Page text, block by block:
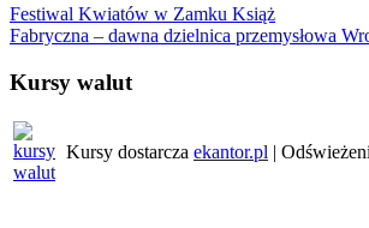
Nawigacja
wpisu
Festiwal Kwiatów w Zamku Książ
Fabryczna – dawna dzielnica przemysłowa
Kursy walut
Kursy dostarcza ekantor.pl |